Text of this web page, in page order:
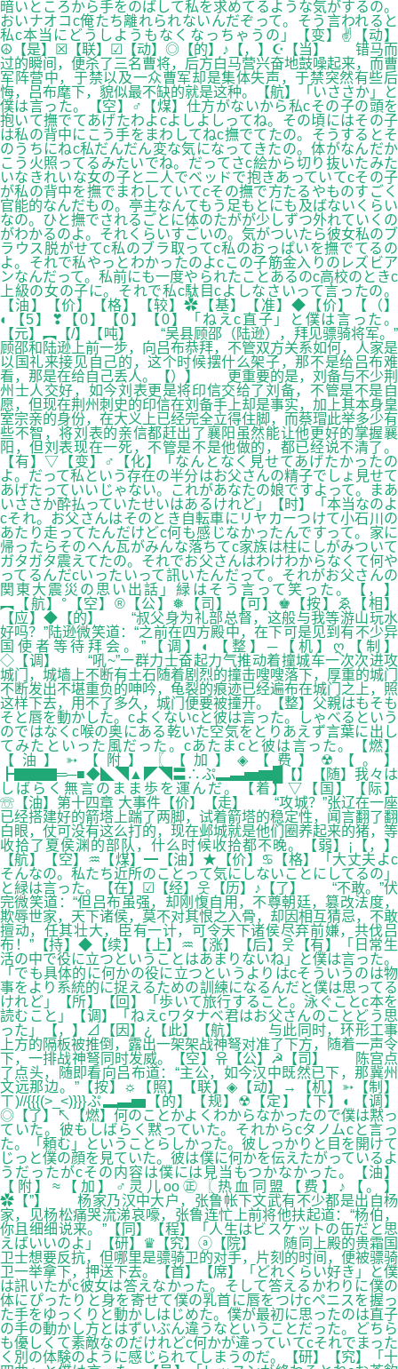
暗いところから手をのばして私を求めてるような気がするの。
おいナオコc俺たち離れられないんだぞって。そう言われると
私c本当にどうしようもなくなっちゃうの」【变】✌【动】
☮【是】☒【联】☑【动】◎【的】♪【，】☪【当】 错马而
过的瞬间，便杀了三名曹将，后方白马营兴奋地鼓噪起来，而曹
军阵营中，于禁以及一众曹军却是集体失声，于禁突然有些后
悔，吕布麾下，貌似最不缺的就是这种。【航】「いささか」と
僕は言った。【空】♂【煤】仕方がないから私cその子の頭を
抱いて撫でてあげたわよcよしよしってね。その頃にはその子
は私の背中にこう手をまわしてねc撫でてたの。そうするとそ
のうちにねc私だんだん変な気になってきたの。体がなんだか
こう火照ってるみたいでね。だってさc絵から切り抜いたみた
いなきれいな女の子と二人でベッドで抱きあっていてcその子
が私の背中を撫でまわしていてcその撫で方たるやものすごく
官能的なんだもの。亭主なんてもう足もとにも及ばないくらい
なの。ひと撫でされるごとに体のたがが少しずつ外れていくの
がわかるのよ。それくらいすごいの。気がついたら彼女私のブ
ラウス脱がせてc私のブラ取ってc私のおっぱいを撫でてるの
よ。それで私やっとわかったのよcこの子筋金入りのレズビア
ンなんだって。私前にも一度やられたことあるのc高校のときc
上級の女の子に。それで私c駄目cよしなさいって言ったの。
【油】【价】【格】【较】✿【基】【准】◆【价】【（】
◐【5】❣【0】【0】【0】「ねえc直子」と僕は言った。
【元】︻【/】【吨】 “吴县顾邵（陆逊），拜见骠骑将军。”
顾邵和陆逊上前一步，向吕布恭拜，不管双方关系如何，人家是
以国礼来接见自己的，这个时候摆什么架子，那不是给吕布难
看，那是在给自己丢人。【）】 更重要的是，刘备与不少荆
州士人交好，如今刘表更是将印信交给了刘备，不管是不是自
愿，但现在荆州刺史的印信在刘备手上却是事实，加上其本身皇
室宗亲的身份，在大义上已经完全立得住脚，而蔡瑁此举多少有
些不智，将刘表的亲信都赶出了襄阳虽然能让他更好的掌握襄
阳，但刘表现在一死，不管是不是他做的，都已经说不清了。
【有】▽【变】♂【化】「なんとなく見せてあげたかったの
よ。だって私という存在の半分はお父さんの精子でしょ見せて
あげたっていいじゃない。これがあなたの娘ですよって。まあ
いささか酔払っていたせいはあるけれど」【时】「本当なのよ
cそれ。お父さんはそのとき自転車にリヤカーつけて小石川の
あたり走ってたんだけどc何も感じなかったんですって。家に
帰ったらそのへん瓦がみんな落ちてc家族は柱にしがみついて
ガタガタ震えてたの。それでお父さんはわけわからなくて何や
ってるんだcいったいって訊いたんだって。それがお父さんの
関東大震災の思い出話」緑はそう言って笑った。【，】
︻【航】°【空】®【公】❅【司】【可】♚【按】ゑ【相】
【应】◆【的】 “叔父身为礼部总督，这般与我等游山玩水
好吗？”陆逊微笑道：“之前在四方殿中，在下可是见到有不少异
国使者等待拜会。”【调】◐【整】─【机】ღ【制】
◇【调】 “吼~”一群力士奋起力气推动着撞城车一次次进攻
城门，城墙上不断有土石随着剧烈的撞击嗖嗖落下，厚重的城门
不断发出不堪重负的呻吟，龟裂的痕迹已经遍布在城门之上，照
这样下去，用不了多久，城门便要被撞开。【整】父親はもそも
そと唇を動かした。cよくないcと彼は言った。しゃべるという
のではなくc喉の奥にある乾いた空気をとりあえず言葉に出し
てみたといった風だった。cあたまcと彼は言った。【燃】
【油】➳【附】〖【加】◈【费】☢【。】
┣▇▇▇═─■◆◣◥▲◤◥〓∴ぷ▂▃▅▆█【】【随】我々は
しばらく無言のまま歩を運んだ。【着】▽【国】【际】
☏【油】第十四章 大事件【价】【走】 “攻城？”张辽在一座
已经搭建好的箭塔上踹了两脚，试着箭塔的稳定性，闻言翻了翻
白眼，仗可没有这么打的，现在邺城就是他们圈养起来的猪，等
收拾了夏侯渊的部队，什么时候收拾都不晚。【弱】¡【，】
【航】【空】♒【煤】━【油】★【价】♋【格】「大丈夫よc
そんなの。私たち近所のことって気にしないことにしてるの」
と緑は言った。【在】☑【经】웃【历】♪【了】 “不敢。”伏
完微笑道：“但吕布虽强，却刚愎自用，不尊朝廷，篡改法度，
欺辱世家，天下诸侯，莫不对其恨之入骨，却因相互猜忌，不敢
擅动，任其壮大，臣有一计，可令天下诸侯尽弃前嫌，共伐吕
布！”【持】◆【续】【上】♒【涨】【后】웃【有】「日常生
活の中で役に立つということはあまりないね」と僕は言った。
「でも具体的に何かの役に立つというよりはcそういうのは物
事をより系統的に捉えるための訓練になるんだと僕は思ってる
けれど」【所】【回】「歩いて旅行すること。泳ぐことc本を
読むこと」【调】「ねえcワタナベ君はお父さんのことどう思
った」【，】⊿【因】¿【此】【航】 与此同时，环形工事
上方的隔板被推倒，露出一架架战神弩对准了下方，随着一声令
下，一排战神弩同时发威。【空】유【公】☭【司】 陈宫点
了点头，随即看向吕布道：“主公，如今汉中既然已下，那冀州
文远那边。”【按】☼【照】【联】◈【动】→【机】➳【制】
ㄒ)//{{{(>_<)}}}ぷ▂▃▅【的】【规】☢【定】【下】◐【调】
◎【了】↖【燃】何のことかよくわからなかったので僕は黙っ
ていた。彼もしばらく黙っていた。それからcタノムcと言っ
た。「頼む」ということらしかった。彼しっかりと目を開けて
じっと僕の顔を見ていた。彼は僕に何かを伝えたがっているよ
うだったがcその内容は僕には見当もつかなかった。【油】
【附】≈【加】♂灵儿oо㊣〖热血同盟【费】♪【。】
✿【”】 杨家乃汉中大户，张鲁帐下文武有不少都是出自杨
家，见杨松痛哭流涕哀嚎，张鲁连忙上前将他扶起道：“杨伯，
你且细细说来。”【同】【程】「人生はビスケットの缶だと思
えばいいのよ」【研】♛【究】ⓐ【院】 随同上殿的贵霜国
卫士想要反抗，但哪里是骠骑卫的对手，片刻的时间，便被骠骑
卫一举拿下，押送下去。【首】【席】「どれくらい好き」と僕
は訊いたがc彼女は答えなかった。そして答えるかわりに僕の
体にぴったりと身を寄せて僕の乳首に唇をつけcペニスを握っ
た手をゆっくりと動かしはじめた。僕が最初に思ったのは直子
の手の動かし方とはずいぶん違うなということだった。どちら
も優しくて素敵なのだけれどc何かが違っていてcそれでまった
く別の体験のように感じられてしまうのだ。【研】【究】「十